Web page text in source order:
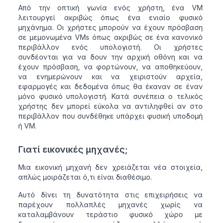
Από την οπτική γωνία ενός χρήστη, ένα VM
λειτουργεί ακριβώς όπως ένα ενιαίο φυσικό
μηχάνημα. Οι χρήστες μπορούν να έχουν πρόσβαση
σε μεμονωμένα VMs όπως ακριβώς σε ένα κανονικό
περιβάλλον ενός υπολογιστή. Οι χρήστες
συνδέονται για να δουν την αρχική οθόνη και να
έχουν πρόσβαση, να φορτώνουν, να αποθηκεύουν,
να ενημερώνουν και να χειριστούν αρχεία,
εφαρμογές και δεδομένα όπως θα έκαναν σε έναν
μόνο φυσικό υπολογιστή. Κατά συνέπεια ο τελικός
χρήστης δεν μπορεί εύκολα να αντιληφθεί αν στο
περιβάλλον που συνδέθηκε υπάρχει φυσική υποδομή
ή VM.
Γιατί εικονικές μηχανές;
Μια εικονική μηχανή δεν χρειάζεται νέα στοιχεία,
απλώς μοιράζεται ό,τι είναι διαθέσιμο.
Αυτό δίνει τη δυνατότητα στις επιχειρήσεις να
παρέχουν πολλαπλές μηχανές χωρίς να
καταλαμβάνουν τεράστιο φυσικό χώρο με